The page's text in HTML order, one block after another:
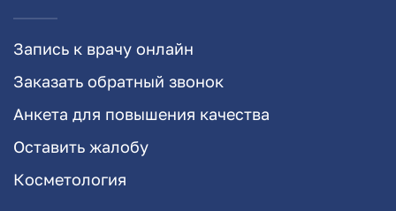
Запись к врачу онлайн
Заказать обратный звонок
Анкета для повышения качества
Оставить жалобу
Косметология